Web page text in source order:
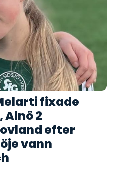
fixade
Alnö 2
efter
vann